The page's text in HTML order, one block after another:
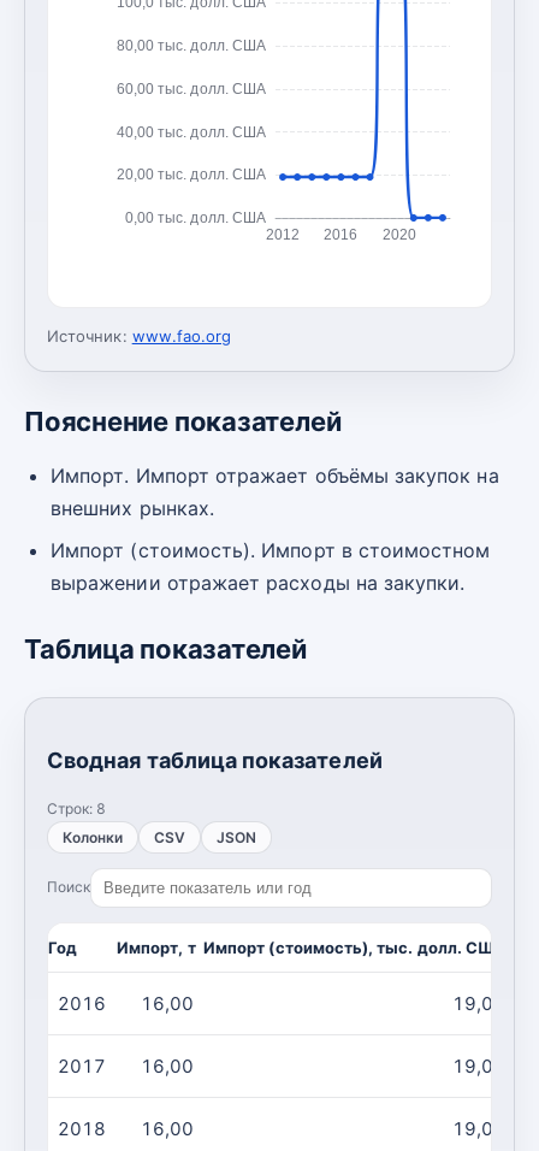
0,00 тыс. долл. США
20,00 тыс. долл. США
40,00 тыс. долл. США
60,00 тыс. долл. США
80,00 тыс. долл. США
2012 2016 2020
Источник: www.fao.org
Пояснение показателей
Импорт. Импорт отражает объёмы закупок на
внешних рынках.
Импорт (стоимость). Импорт в стоимостном
выражении отражает расходы на закупки.
Таблица показателей
Сводная таблица показателей
Строк: 8
Колонки
CSV JSON
Поиск
Год Импорт, т Импорт (стоимость), тыс. долл. США
2016 16,00 19,00
2017 16,00 19,00
2018 16,00 19,00